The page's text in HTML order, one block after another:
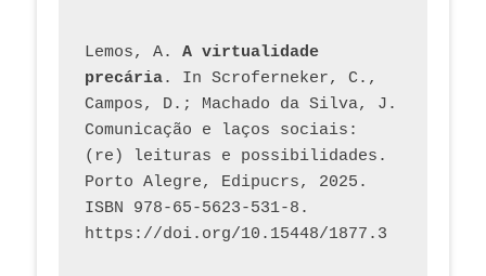
Lemos, A. A virtualidade
precária. In Scroferneker, C.,
Campos, D.; Machado da Silva, J.
Comunicação e laços sociais:
(re) leituras e possibilidades.
Porto Alegre, Edipucrs, 2025.
ISBN 978-65-5623-531-8.
https://doi.org/10.15448/1877.3